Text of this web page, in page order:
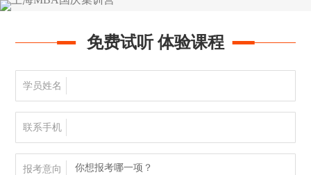
免费试听 体验课程
学员姓名
联系手机
报考意向 你想报考哪一项？